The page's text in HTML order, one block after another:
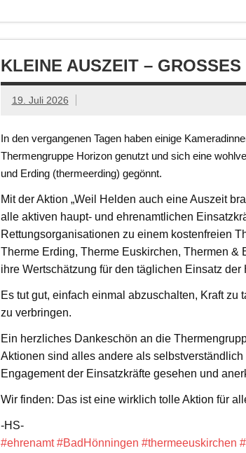
KLEINE AUSZEIT – GROSSES
19. Juli 2026
In den vergangenen Tagen haben einige
Thermengruppe Horizon genutzt und sich eine
und Erding (thermeerding) gegönnt.
Mit der Aktion „Weil Helden auch eine Auszeit
alle aktiven haupt- und ehrenamtlichen
Rettungsorganisationen zu einem kostenfreien
Therme Erding, Therme Euskirchen, Thermen
ihre Wertschätzung für den täglichen Einsatz
Es tut gut, einfach einmal abzuschalten, Kraft
zu verbringen.
Ein herzliches Dankeschön an die
Aktionen sind alles andere als
Engagement der Einsatzkräfte gesehen und
Wir finden: Das ist eine wirklich tolle Aktion für
-HS-
#ehrenamt #BadHönningen #thermeeuskirchen